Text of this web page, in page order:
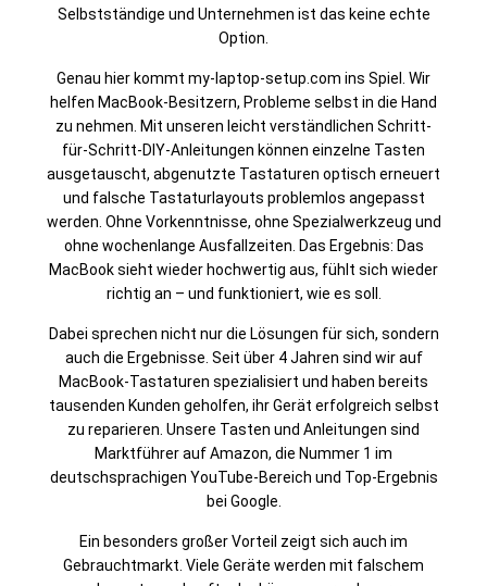
Selbstständige und Unternehmen ist das keine echte
Option.
Genau hier kommt my-laptop-setup.com ins Spiel. Wir
helfen MacBook-Besitzern, Probleme selbst in die Hand
zu nehmen. Mit unseren leicht verständlichen Schritt-
für-Schritt-DIY-Anleitungen können einzelne Tasten
ausgetauscht, abgenutzte Tastaturen optisch erneuert
und falsche Tastaturlayouts problemlos angepasst
werden. Ohne Vorkenntnisse, ohne Spezialwerkzeug und
ohne wochenlange Ausfallzeiten. Das Ergebnis: Das
MacBook sieht wieder hochwertig aus, fühlt sich wieder
richtig an – und funktioniert, wie es soll.
Dabei sprechen nicht nur die Lösungen für sich, sondern
auch die Ergebnisse. Seit über 4 Jahren sind wir auf
MacBook-Tastaturen spezialisiert und haben bereits
tausenden Kunden geholfen, ihr Gerät erfolgreich selbst
zu reparieren. Unsere Tasten und Anleitungen sind
Marktführer auf Amazon, die Nummer 1 im
deutschsprachigen YouTube-Bereich und Top-Ergebnis
bei Google.
Ein besonders großer Vorteil zeigt sich auch im
Gebrauchtmarkt. Viele Geräte werden mit falschem